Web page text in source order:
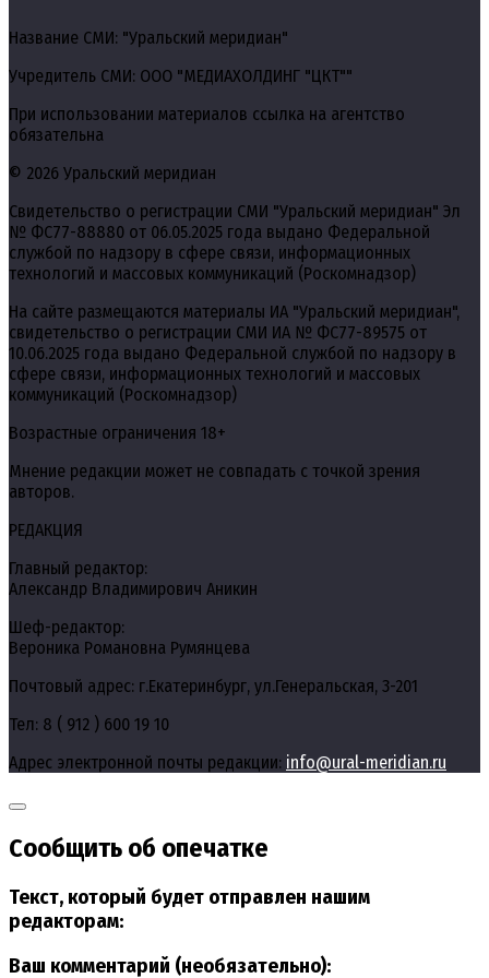
Название СМИ: "Уральский меридиан"
Учредитель СМИ: ООО "МЕДИАХОЛДИНГ "ЦКТ""
При использовании материалов ссылка на агентство
обязательна
© 2026 Уральский меридиан
Свидетельство о регистрации СМИ "Уральский меридиан" Эл
№ ФС77-88880 от 06.05.2025 года выдано Федеральной
службой по надзору в сфере связи, информационных
технологий и массовых коммуникаций (Роскомнадзор)
На сайте размещаются материалы ИА "Уральский меридиан",
свидетельство о регистрации СМИ ИА № ФС77-89575 от
10.06.2025 года выдано Федеральной службой по надзору в
сфере связи, информационных технологий и массовых
коммуникаций (Роскомнадзор)
Возрастные ограничения 18+
Мнение редакции может не совпадать с точкой зрения
авторов.
РЕДАКЦИЯ
Главный редактор:
Александр Владимирович Аникин
Шеф-редактор:
Вероника Романовна Румянцева
Почтовый адрес: г.Екатеринбург, ул.Генеральская, 3-201
Тел: 8 ( 912 ) 600 19 10
Адрес электронной почты редакции: info@ural-meridian.ru
Сообщить об опечатке
Текст, который будет отправлен нашим
редакторам:
Ваш комментарий (необязательно):